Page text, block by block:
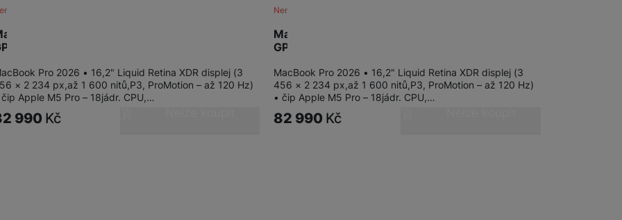
Pro 16" M5 Pro 18-CPU/20-
24GB/1TB/S
skladem
Pro 2026 • 16,2" Liquid Retina XDR displej (3
× 2 234 px,až 1 600 nitů,P3, ProMotion – až 120 Hz)
čip Apple M5 Pro – 18jádr. CPU,…
990 Kč
MacBook Pro 16" M5 Pro 18-CPU/20-
GPU/24GB/1TB/SB
Není skladem
MacBook Pro 2026 • 16,2" Liquid Retina XDR displej (3
456 × 2 234 px,až 1 600 nitů,P3, ProMotion – až 120 Hz)
• čip Apple M5 Pro – 18jádr. CPU,…
82 990 Kč